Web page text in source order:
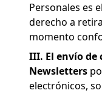
Personales es
derecho a
momento
III. El envío de
Newsletters
electrónicos,